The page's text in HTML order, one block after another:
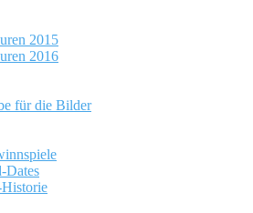
2015
2016
für die Bilder
Dates